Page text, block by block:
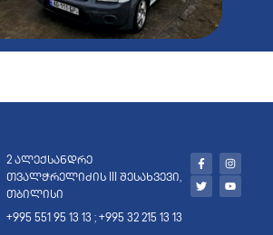
2 ალექსანდრე
თვალჭრელიძის III შესახვევი,
თბილისი
+995 551 95 13 13 ; +995 32 215 13 13